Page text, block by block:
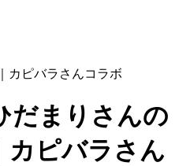
カピバラさんコラボ
だまりさんの
カピバラさん